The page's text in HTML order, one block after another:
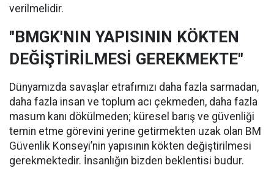
verilmelidir.
"BMGK'NIN YAPISININ KÖKTEN
DEĞİŞTİRİLMESİ GEREKMEKTE"
Dünyamızda savaşlar etrafımızı daha fazla sarmadan,
daha fazla insan ve toplum acı çekmeden, daha fazla
masum kanı dökülmeden; küresel barış ve güvenliği
temin etme görevini yerine getirmekten uzak olan BM
Güvenlik Konseyi’nin yapısının kökten değiştirilmesi
gerekmektedir. İnsanlığın bizden beklentisi budur.